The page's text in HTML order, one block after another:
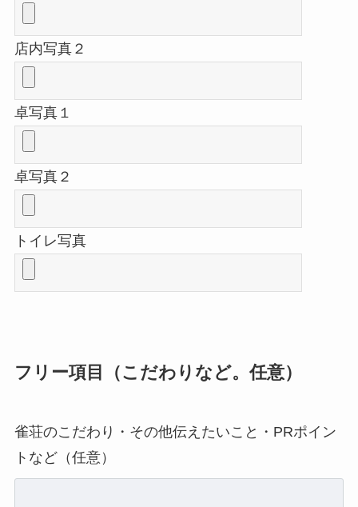
店内写真２
卓写真１
卓写真２
トイレ写真
フリー項目（こだわりなど。任意）
雀荘のこだわり・その他伝えたいこと・PRポイン
トなど（任意）